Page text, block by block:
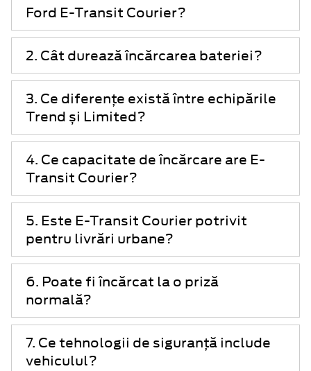
Ford E-Transit Courier?
2. Cât durează încărcarea bateriei?
3. Ce diferențe există între echipările
Trend și Limited?
4. Ce capacitate de încărcare are E-
Transit Courier?
5. Este E-Transit Courier potrivit
pentru livrări urbane?
6. Poate fi încărcat la o priză
normală?
7. Ce tehnologii de siguranță include
vehiculul?